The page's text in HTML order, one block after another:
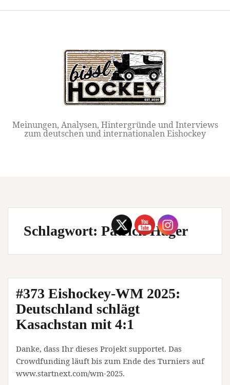
Meinungen, Analysen, Hintergründe und Interviews
zum deutschen und internationalen Eishockey
Schlagwort: Patrick Hager
#373 Eishockey-WM 2025:
Deutschland schlägt
Kasachstan mit 4:1
Danke, dass Ihr dieses Projekt supportet. Das
Crowdfunding läuft bis zum Ende des Turniers auf
www.startnext.com/wm-2025.